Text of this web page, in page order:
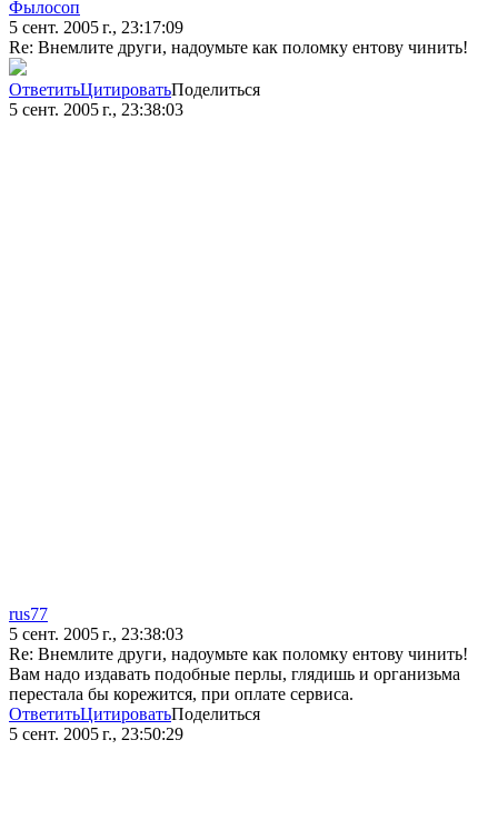
Фылосоп
5 сент. 2005 г., 23:17:09
Re: Внемлите други, надоумьте как поломку ентову чинить!
ОтветитьЦитироватьПоделиться
5 сент. 2005 г., 23:38:03
rus77
5 сент. 2005 г., 23:38:03
Re: Внемлите други, надоумьте как поломку ентову чинить!
Вам надо издавать подобные перлы, глядишь и организьма
перестала бы корежится, при оплате сервиса.
ОтветитьЦитироватьПоделиться
5 сент. 2005 г., 23:50:29